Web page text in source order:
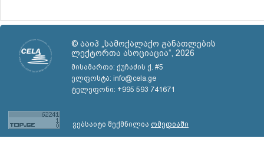
© ააიპ „სამოქალაქო განათლების
ლექტორთა ასოციაცია“, 2026
მისამართი: ქუჩაძის ქ. #5
ელფოსტა: info@cela.ge
ტელეფონი: +995 593 741671
ვებსაიტი შექმნილია ომედიაში